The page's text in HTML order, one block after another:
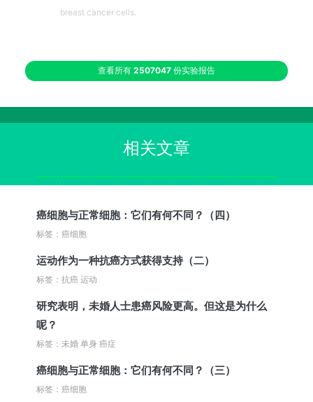
breast cancer cells.
查看所有 2507047 份实验报告
相关文章
癌细胞与正常细胞：它们有何不同？（四）
标签：癌细胞
运动作为一种抗癌方式获得支持（二）
标签：抗癌 运动
研究表明，未婚人士患癌风险更高。但这是为什么
呢？
标签：未婚 单身 癌症
癌细胞与正常细胞：它们有何不同？（三）
标签：癌细胞